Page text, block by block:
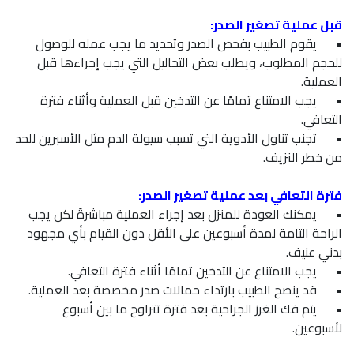
قبل عملية تصغير الصدر:
•
يقوم الطبيب بفحص الصدر وتحديد ما يجب عمله للوصول
للحجم المطلوب، ويطلب بعض التحاليل التي يجب إجراءها قبل
العملية.
•
يجب الامتناع تمامًا عن التدخين قبل العملية وأثناء فترة
التعافي.
•
تجنب تناول الأدوية التي تسبب سيولة الدم مثل الأسبرين للحد
من خطر النزيف.
فترة التعافي بعد عملية تصغير الصدر:
•
يمكنك العودة للمنزل بعد إجراء العملية مباشرةً لكن يجب
الراحة التامة لمدة أسبوعين على الأقل دون القيام بأي مجهود
بدني عنيف.
•
يجب الامتناع عن التدخين تمامًا أثناء فترة التعافي.
•
قد ينصح الطبيب بارتداء حمالات صدر مخصصة بعد العملية.
•
يتم فك الغرز الجراحية بعد فترة تتراوح ما بين أسبوع
لأسبوعين.